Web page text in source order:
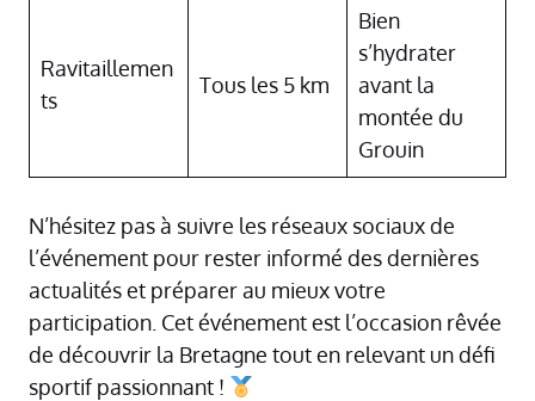
Ravitaillemen
ts
Tous les 5 km
Bien
s’hydrater
avant la
montée du
Grouin
N’hésitez pas à suivre les réseaux sociaux de
l’événement pour rester informé des dernières
actualités et préparer au mieux votre
participation. Cet événement est l’occasion rêvée
de découvrir la Bretagne tout en relevant un défi
sportif passionnant !